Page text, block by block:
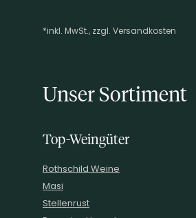
ALKOHOLGEHALT
LAGERFÄHIGKEIT
MHD
PRODUKTTYP
INHALT (LITER)
PRODUZENT / ABFÜLLER /
HERSTELLER
Footer-Menü
*inkl. MwSt., zzgl. Versandkosten
Unser Sortiment
Top-Weingüter
Rothschild Weine
Masi
Stellenrust